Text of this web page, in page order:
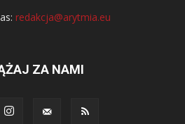
redakcja@arytmia.eu
ZA NAMI